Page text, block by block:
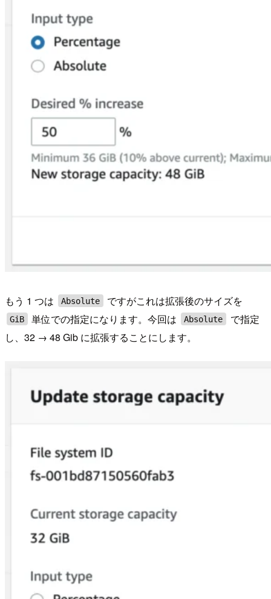
もう 1 つは Absolute ですがこれは拡張後のサイズを
GiB 単位での指定になります。今回は Absolute
で指定
し、32 → 48 Gib に拡張することにします。